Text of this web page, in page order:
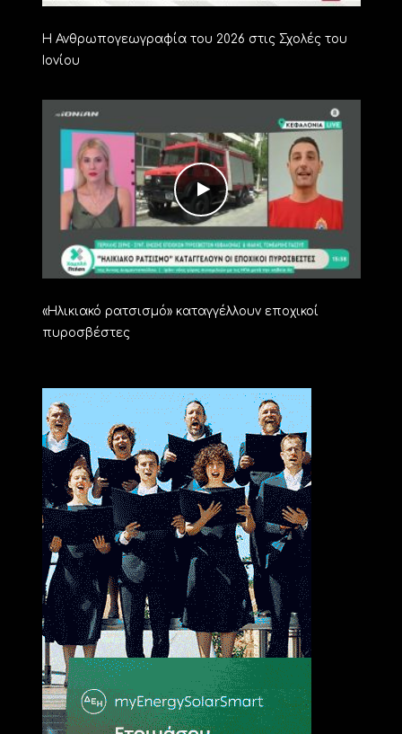
Η Ανθρωπογεωγραφία του 2026 στις Σχολές του
Ιονίου
«Ηλικιακό ρατσισμό» καταγγέλλουν εποχικοί
πυροσβέστες